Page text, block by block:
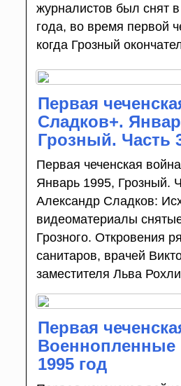
журналистов был снят
года, во время первой
когда Грозный
Первая
Сладков+.
Грозный. Часть
Первая чеченская
Январь 1995, Грозный.
Александр Сладков:
видеоматериалы
Грозного. Откровения
санитаров, врачей
заместителя Льва
Первая
Военнопленные
1995 год